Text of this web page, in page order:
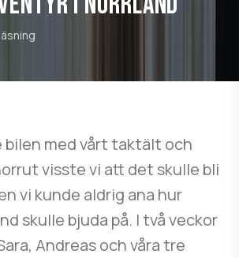
bilen med vårt taktält och
visste vi att det skulle bli
vi kunde aldrig ana hur
skulle bjuda på. I två veckor
Andreas och våra tre